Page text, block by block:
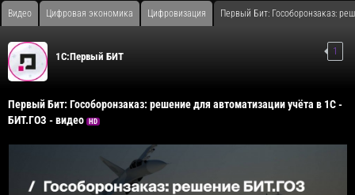
Видео Цифровая экономика Цифровизация Первый Бит: Гособоронзаказ:
1С:Первый БИТ 1
Первый Бит: Гособоронзаказ: решение для автоматизации учёта в 1С -
БИТ.ГОЗ - видео
HD